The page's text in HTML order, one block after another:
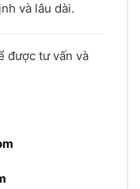
và lâu dài.
được tư vấn và